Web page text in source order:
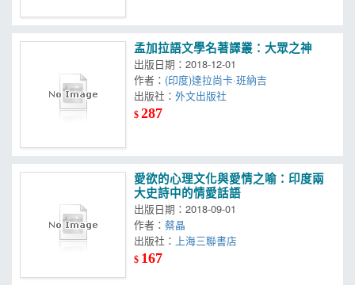
孟加拉語文學名著譯叢：大眾之神
出版日期：2018-12-01
作者： (印度)達拉尚卡·班納吉
出版社：外文出版社
$287
愛欲的心理文化與愛情之喻：印度兩
大史詩中的情愛話語
出版日期：2018-09-01
作者：蔡晶
出版社： 上海三聯書店
$ 167